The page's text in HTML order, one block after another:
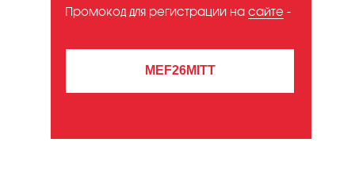
MEF26MITT
Промокод для регистрации на сайте -